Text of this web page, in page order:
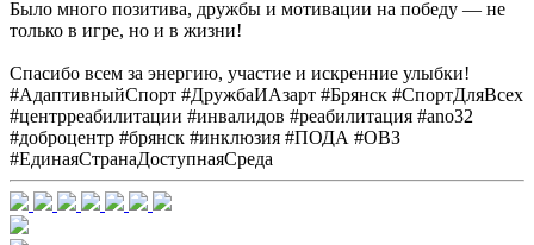
Было много позитива, дружбы и мотивации на победу — не
только в игре, но и в жизни!
Спасибо всем за энергию, участие и искренние улыбки!
#АдаптивныйСпорт #ДружбаИАзарт #Брянск #СпортДляВсех
#центрреабилитации #инвалидов #реабилитация #ano32
#доброцентр #брянск #инклюзия #ПОДА #ОВЗ
#ЕдинаяСтранаДоступнаяСреда